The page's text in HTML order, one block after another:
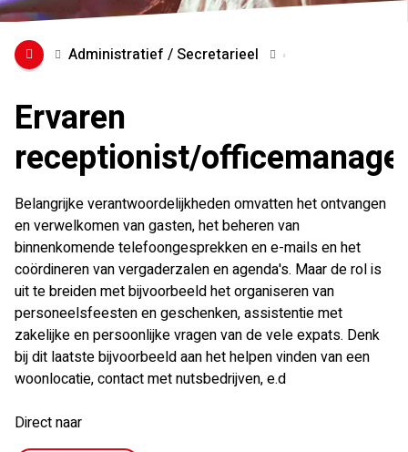
Administratief / Secretarieel
Ervaren
receptionist/
Belangrijke verantwoordelijkheden omvatten het ontvangen
en verwelkomen van gasten, het beheren van
binnenkomende telefoongesprekken en e-mails en het
coördineren van vergaderzalen en agenda's. Maar de rol is
uit te breiden met bijvoorbeeld het organiseren van
personeelsfeesten en geschenken, assistentie met
zakelijke en persoonlijke vragen van de vele expats. Denk
bij dit laatste bijvoorbeeld aan het helpen vinden van een
woonlocatie, contact met nutsbedrijven, e.d
Direct naar